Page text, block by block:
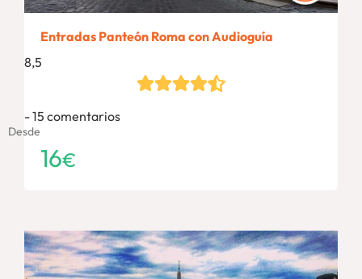
Entradas Panteón Roma con Audioguía
8,5
15 comentarios
Desde
16€